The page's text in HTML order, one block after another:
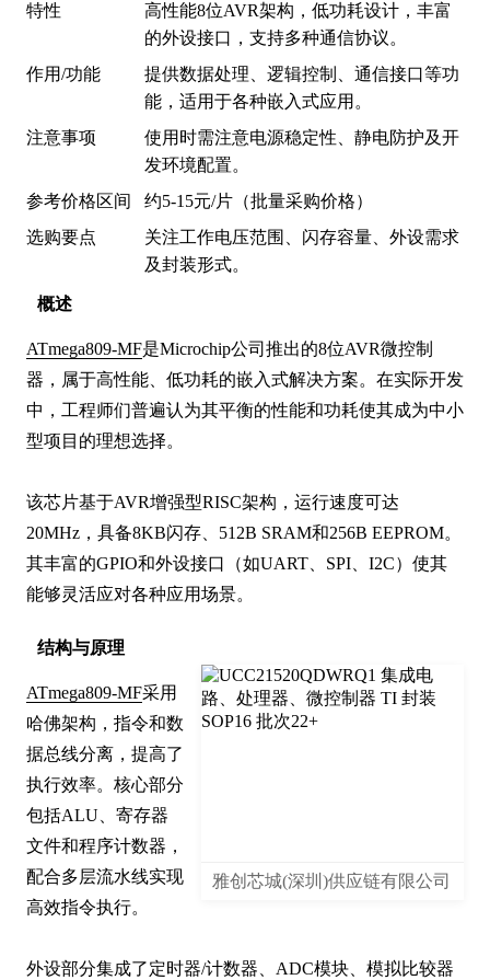
概述
ATmega809-MF是Microchip公司推出的8位AVR微控制
器，属于高性能、低功耗的嵌入式解决方案。在实际开发
中，工程师们普遍认为其平衡的性能和功耗使其成为中小
型项目的理想选择。
该芯片基于AVR增强型RISC架构，运行速度可达
20MHz，具备8KB闪存、512B SRAM和256B EEPROM。
其丰富的GPIO和外设接口（如UART、SPI、I2C）使其
能够灵活应对各种应用场景。
结构与原理
雅创芯城(深圳)供应链有限公司
ATmega809-MF采用
哈佛架构，指令和数
据总线分离，提高了
执行效率。核心部分
包括ALU、寄存器
文件和程序计数器，
配合多层流水线实现
高效指令执行。
外设部分集成了定时器/计数器、ADC模块、模拟比较器
特性
高性能8位AVR架构，低功耗设计，丰富
的外设接口，支持多种通信协议。
作用/功能
提供数据处理、逻辑控制、通信接口等功
能，适用于各种嵌入式应用。
注意事项
使用时需注意电源稳定性、静电防护及开
发环境配置。
参考价格区间
约5-15元/片（批量采购价格）
选购要点
关注工作电压范围、闪存容量、外设需求
及封装形式。